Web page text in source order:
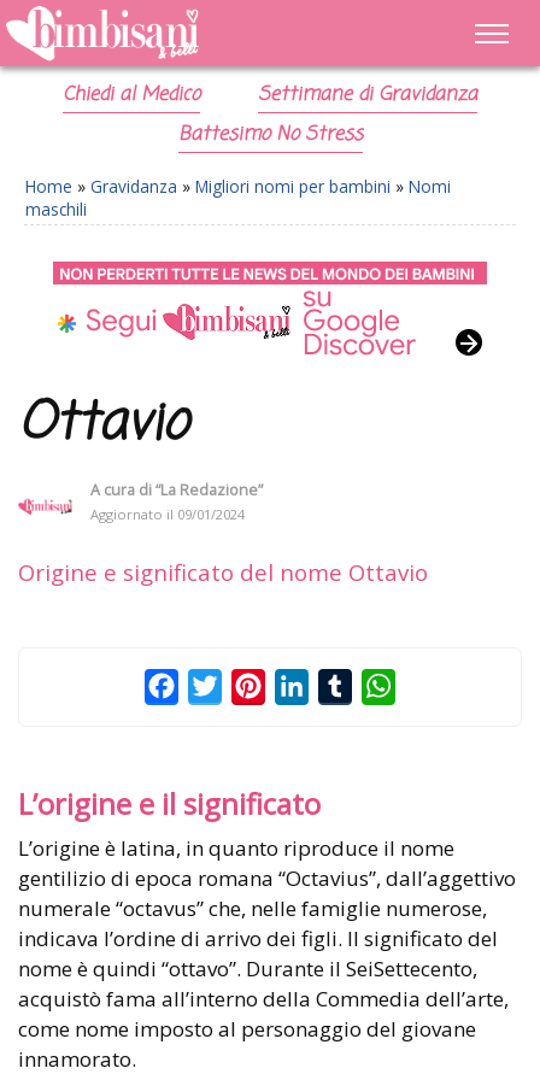
Chiedi al Medico
Settimane di Gravidanza
Battesimo No Stress
Home » Gravidanza » Migliori nomi per bambini » Nomi
maschili
Ottavio
A cura di“La Redazione”
Aggiornato il 09/01/2024
Origine e significato del nome Ottavio
FacebookTwitterPinterestLinkedInTumblr
L’origine e il significato
L’origine è latina, in quanto riproduce il nome
gentilizio di epoca romana “Octavius”, dall’aggettivo
numerale “octavus” che, nelle famiglie numerose,
indicava l’ordine di arrivo dei figli. Il significato del
nome è quindi “ottavo”. Durante il SeiSettecento,
acquistò fama all’interno della Commedia dell’arte,
come nome imposto al personaggio del giovane
innamorato.